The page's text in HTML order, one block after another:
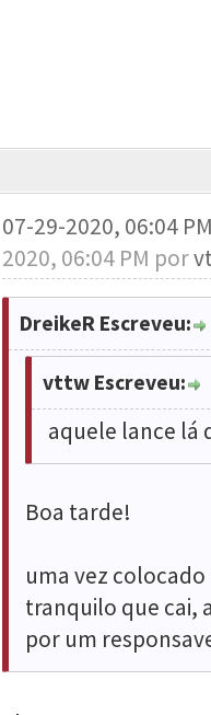
07-29-2020, 06:04
2020, 06:04 PM por
DreikeR Escreveu:
vttw Escreveu:
aquele lance lá
Boa tarde!
uma vez
tranquilo que cai,
por um